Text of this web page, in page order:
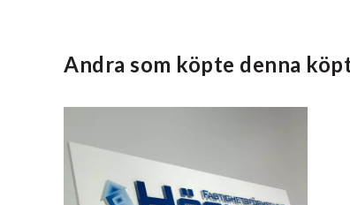
Andra som köpte denna